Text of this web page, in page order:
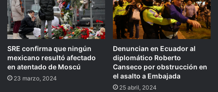
SRE confirma que ningún
mexicano resultó afectado
en atentado de Moscú
23 marzo, 2024
Denuncian en Ecuador al
diplomático Roberto
Canseco por obstrucción en
el asalto a Embajada
25 abril, 2024